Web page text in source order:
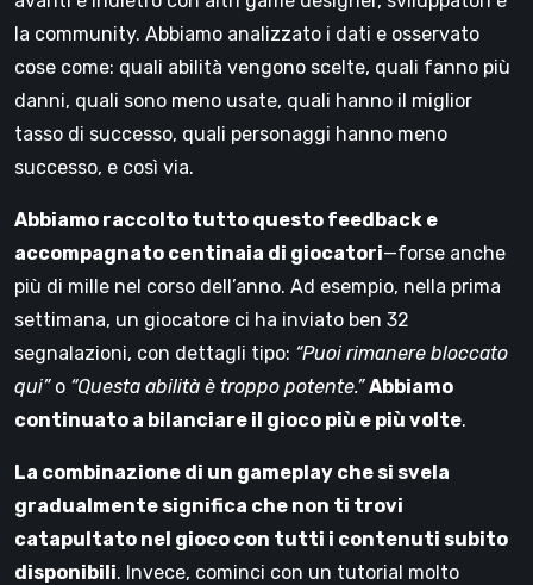
la community. Abbiamo analizzato i dati e osservato
cose come: quali abilità vengono scelte, quali fanno più
danni, quali sono meno usate, quali hanno il miglior
tasso di successo, quali personaggi hanno meno
successo, e così via.
Abbiamo raccolto tutto questo feedback e
accompagnato centinaia di giocatori—forse anche
più di mille nel corso dell’anno. Ad esempio, nella prima
settimana, un giocatore ci ha inviato ben 32
segnalazioni, con dettagli tipo: “Puoi rimanere bloccato
qui”o “Questa abilità è troppo potente.” Abbiamo
continuato a bilanciare il gioco più e più volte.
La combinazione di un gameplay che si svela
gradualmente significa che non ti trovi
catapultato nel gioco con tutti i contenuti subito
disponibili. Invece, cominci con un tutorial molto